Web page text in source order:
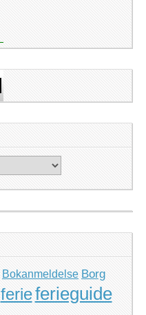
Bokanmeldelse Borg
ferieferieguide